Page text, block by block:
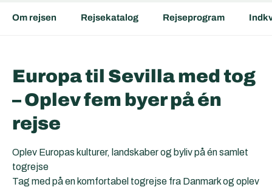
Om rejsen Rejsekatalog Rejseprogram
Europa til Sevilla med tog
– Oplev fem byer på én
rejse
Oplev Europas kulturer, landskaber og byliv på én samlet
togrejse
Tag med på en komfortabel togrejse fra Danmark og oplev